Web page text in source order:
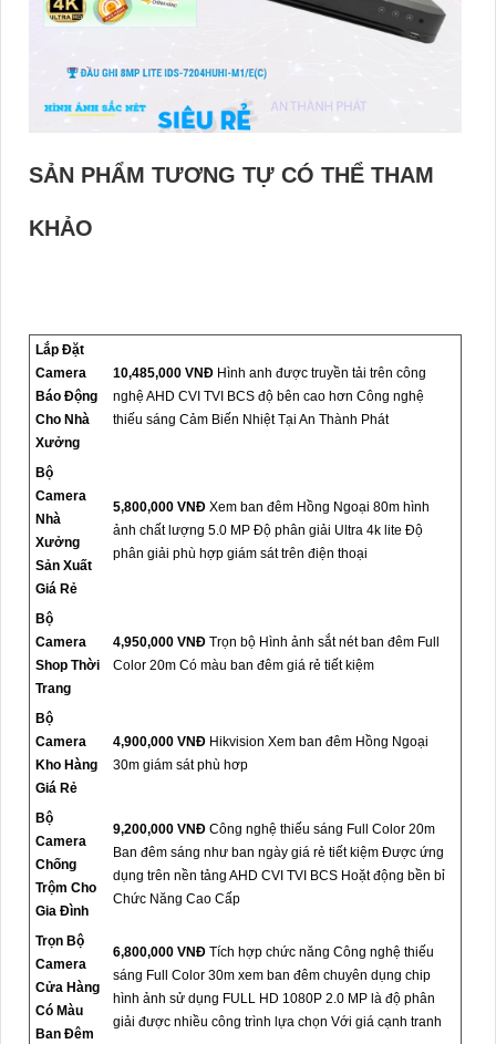
SẢN PHẨM TƯƠNG TỰ CÓ THỂ THAM
KHẢO
Lắp Đặt
Camera
Báo Động
Cho Nhà
Xưởng
10,485,000 VNĐ Hình anh được truyền tải trên công
nghệ AHD CVI TVI BCS độ bên cao hơn Công nghệ
thiếu sáng Cảm Biến Nhiệt Tại An Thành Phát
Bộ
Camera
Nhà
Xưởng
Sản Xuất
Giá Rẻ
5,800,000 VNĐ Xem ban đêm Hồng Ngoại 80m hình
ảnh chất lượng 5.0 MP Độ phân giải Ultra 4k lite Độ
phân giải phù hợp giám sát trên điện thoại
Bộ
Camera
Shop Thời
Trang
4,950,000 VNĐ Trọn bộ Hình ảnh sắt nét ban đêm Full
Color 20m Có màu ban đêm giá rẻ tiết kiệm
Bộ
Camera
Kho Hàng
Giá Rẻ
4,900,000 VNĐ Hikvision Xem ban đêm Hồng Ngoại
30m giám sát phù hơp
Bộ
Camera
Chống
Trộm Cho
Gia Đình
9,200,000 VNĐ Công nghệ thiếu sáng Full Color 20m
Ban đêm sáng như ban ngày giá rẻ tiết kiệm Được ứng
dụng trên nền tảng AHD CVI TVI BCS Hoặt động bền bỉ
Chức Năng Cao Cấp
Trọn Bộ
Camera
Cửa Hàng
Có Màu
Ban Đêm
6,800,000 VNĐ Tích hợp chức năng Công nghệ thiếu
sáng Full Color 30m xem ban đêm chuyên dụng chip
hình ảnh sử dụng FULL HD 1080P 2.0 MP là độ phân
giải được nhiều công trình lựa chọn Với giá cạnh tranh